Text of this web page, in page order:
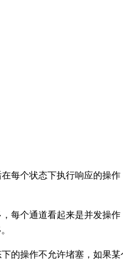
每个状态下执行响应的操作
每个通道看起来是并发操作
的操作不允许堵塞，如果